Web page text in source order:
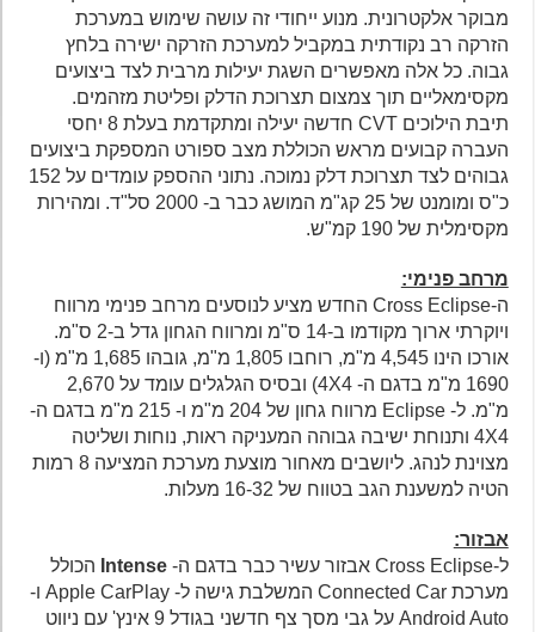
מבוקר אלקטרונית. מנוע ייחודי זה עושה שימוש במערכת
הזרקה רב נקודתית במקביל למערכת הזרקה ישירה בלחץ
גבוה. כל אלה מאפשרים השגת יעילות מרבית לצד ביצועים
מקסימאליים תוך צמצום תצרוכת הדלק ופליטת מזהמים.
תיבת הילוכים CVT חדשה יעילה ומתקדמת בעלת 8 יחסי
העברה קבועים מראש הכוללת מצב ספורט המספקת ביצועים
גבוהים לצד תצרוכת דלק נמוכה. נתוני ההספק עומדים על 152
כ"ס ומומנט של 25 קג"מ המושג כבר ב- 2000 סל"ד. ומהירות
מקסימלית של 190 קמ"ש.
מרחב פנימי:
ה-Cross Eclipse החדש מציע לנוסעים מרחב פנימי מרווח
ויוקרתי ארוך מקודמו ב-14 ס"מ ומרווח הגחון גדל ב-2 ס"מ.
אורכו הינו 4,545 מ"מ, רוחבו 1,805 מ"מ, גובהו 1,685 מ"מ (ו-
1690 מ"מ בדגם ה- 4X4) ובסיס הגלגלים עומד על 2,670
מ"מ. ל- Eclipse מרווח גחון של 204 מ"מ ו- 215 מ"מ בדגם ה-
4X4 ותנוחת ישיבה גבוהה המעניקה ראות, נוחות ושליטה
מצוינת לנהג. ליושבים מאחור מוצעת מערכת המציעה 8 רמות
הטיה למשענת הגב בטווח של 16-32 מעלות.
אבזור:
Intenseהכולל
מערכת Connected Car המשלבת גישה ל- Apple CarPlay ו-
Android Auto על גבי מסך צף חדשני בגודל 9 אינץ' עם ניווט